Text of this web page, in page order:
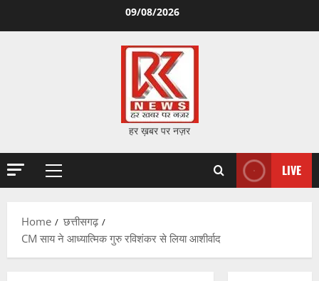
09/08/2026
हर ख़बर पर नज़र
Primary
LIVE
Home
छत्तीसगढ़
CM साय ने आध्यात्मिक गुरु रविशंकर से लिया आशीर्वाद